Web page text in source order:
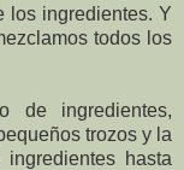
los ingredientes. Y
todos los
de ingredientes,
trozos y la
hasta